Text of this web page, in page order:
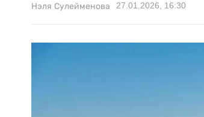
Нэля Сулейменова 27.01.2026, 16:30